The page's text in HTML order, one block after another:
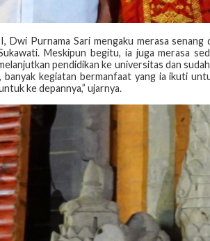
Dwi Purnama Sari mengaku merasa
Meskipun begitu, ia juga merasa
pendidikan ke universitas dan
banyak kegiatan bermanfaat yang ia ikuti
ke depannya,” ujarnya.